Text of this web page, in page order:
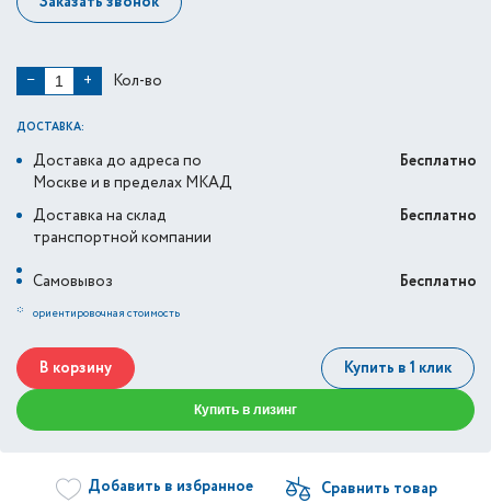
− + Кол-во
ДОСТАВКА:
Доставка до адреса по
Москве и в пределах МКАД
Бесплатно
Доставка на склад
транспортной компании
Бесплатно
Самовывоз
Бесплатно
* ориентировочная стоимость
В корзину Купить в 1 клик
Купить в лизинг
Добавить в избранное